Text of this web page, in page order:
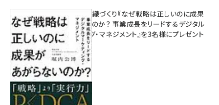
成果を生む組織づくり『なぜ戦略は正しいのに成果
があがらないのか？ 事業成長をリードするデジタル
マーケティング・マネジメント』を3名様にプレゼント
8月7日 10:00